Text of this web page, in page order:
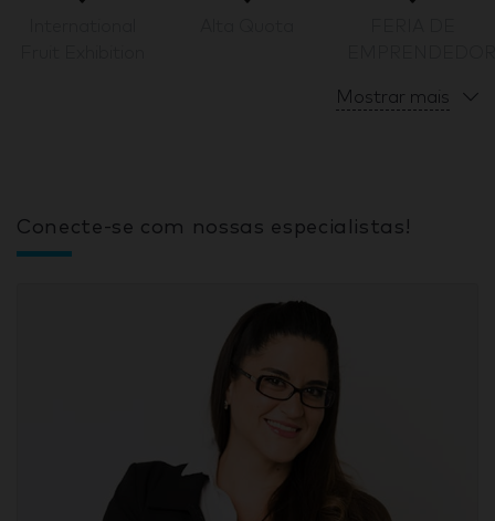
Mostrar mais
Conecte-se com nossas especialistas!